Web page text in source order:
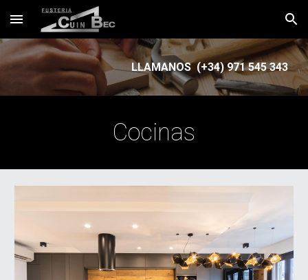
Skip to main content Skip to navigation
LLAMANOS (+34) 971 545 343
Cocinas